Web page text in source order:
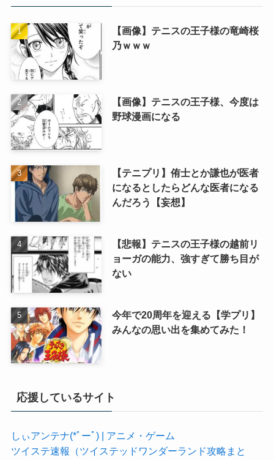
【画像】テニスの王子様の竜崎桜
乃ｗｗｗ
【画像】テニスの王子様、今度は
野球漫画になる
【テニプリ】侑士とか謙也が医者
になるとしたらどんな医者になる
んだろう【妄想】
【悲報】テニスの王子様の越前リ
ョーガの能力、強すぎて勝ち目が
ない
今年で20周年を迎える【学プリ】
みんなの思い出を集めてみた！
応援しているサイト
しぃアンテナ(*ﾟーﾟ) | アニメ・ゲーム
ツイステ速報（ツイステッドワンダーランド攻略まと